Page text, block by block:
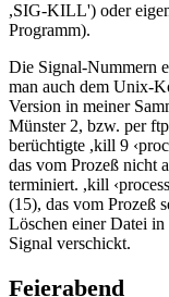
,SIG-KILL') oder
Programm).
Die Signal-Nummern
man auch dem Unix-
Version in meiner
Münster 2, bzw. per
berüchtigte ,kill 9
das vom Prozeß nicht
terminiert. ,kill
(15), das vom Prozeß
Löschen einer Datei
Signal verschickt.
Feierabend